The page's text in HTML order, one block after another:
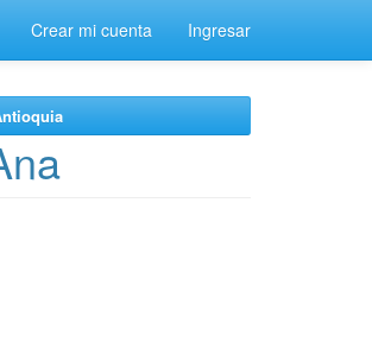
Crear mi cuenta Ingresar